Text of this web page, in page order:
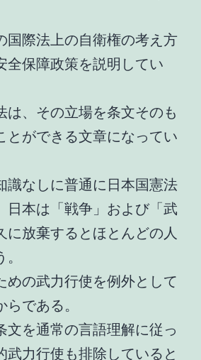
国際法上の自衛権の考え方
全保障政策を説明してい
は、その立場を条文そのも
とができる文章になってい
識なしに普通に日本国憲法
日本は「戦争」および「武
に放棄するとほとんどの人
めの武力行使を例外として
である。
文を通常の言語理解に従っ
武力行使も排除していると